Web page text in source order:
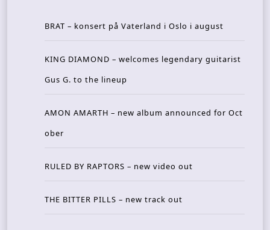
BRAT – konsert på Vaterland i Oslo i august
KING DIAMOND – welcomes legendary guitarist
Gus G. to the lineup
AMON AMARTH – new album announced for Oct
ober
RULED BY RAPTORS – new video out
THE BITTER PILLS – new track out